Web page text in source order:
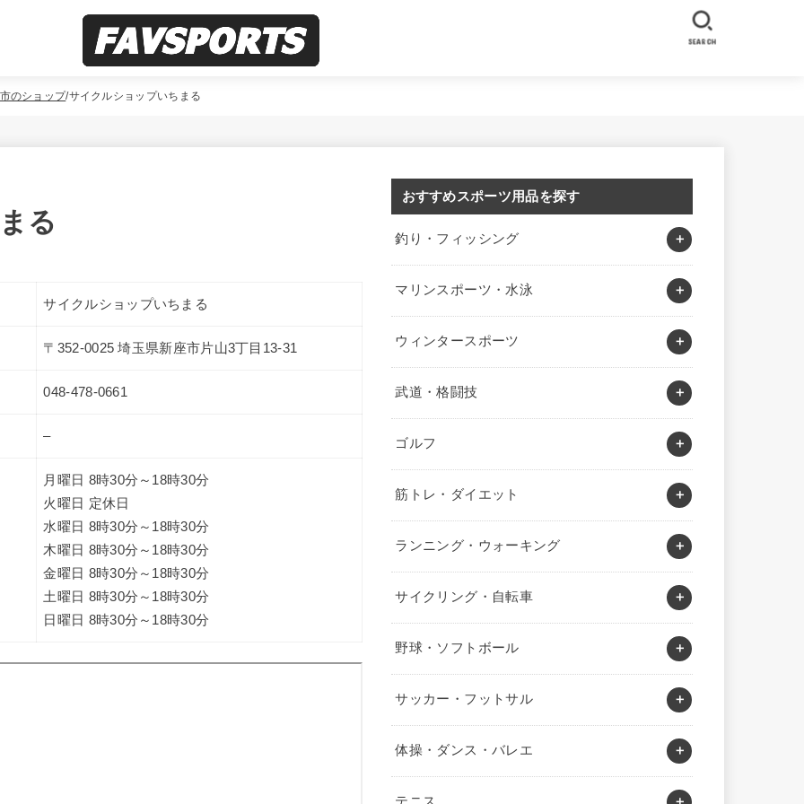
SEARCH
のショップ サイクルショップいちまる
る
サイクルショップいちまる
〒352-0025 埼玉県新座市片山3丁目13-31
048-478-0661
–
月曜日 8時30分～18時30分
火曜日 定休日
水曜日 8時30分～18時30分
木曜日 8時30分～18時30分
金曜日 8時30分～18時30分
土曜日 8時30分～18時30分
日曜日 8時30分～18時30分
おすすめスポーツ用品を探す
釣り・フィッシング
マリンスポーツ・水泳
ウィンタースポーツ
武道・格闘技
ゴルフ
筋トレ・ダイエット
ランニング・ウォーキング
サイクリング・自転車
野球・ソフトボール
サッカー・フットサル
体操・ダンス・バレエ